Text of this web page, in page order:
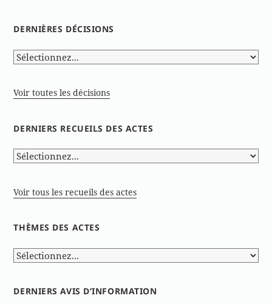
DERNIÈRES DÉCISIONS
Voir toutes les décisions
DERNIERS RECUEILS DES ACTES
Voir tous les recueils des actes
THÈMES DES ACTES
DERNIERS AVIS D’INFORMATION